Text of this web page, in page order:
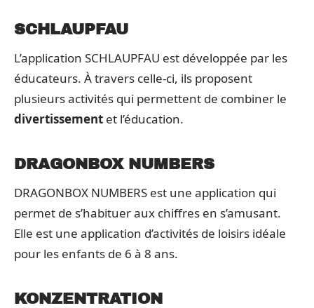
SCHLAUPFAU
L’application SCHLAUPFAU est développée par les
éducateurs. À travers celle-ci, ils proposent
plusieurs activités qui permettent de combiner le
divertissement et l’éducation.
DRAGONBOX NUMBERS
DRAGONBOX NUMBERS est une application qui
permet de s’habituer aux chiffres en s’amusant.
Elle est une application d’activités de loisirs idéale
pour les enfants de 6 à 8 ans.
KONZENTRATION